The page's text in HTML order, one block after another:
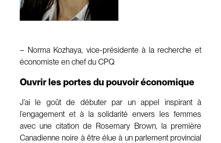
– Norma Kozhaya, vice-présidente à la recherche et
économiste en chef du CPQ
Ouvrir les portes du pouvoir économique
J’ai le goût de débuter par un appel inspirant à
l’engagement et à la solidarité envers les femmes
avec une citation de Rosemary Brown, la première
Canadienne noire à être élue à un parlement provincial